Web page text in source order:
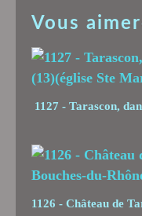
Vous
1127 - Tarascon,
1126 - Château de